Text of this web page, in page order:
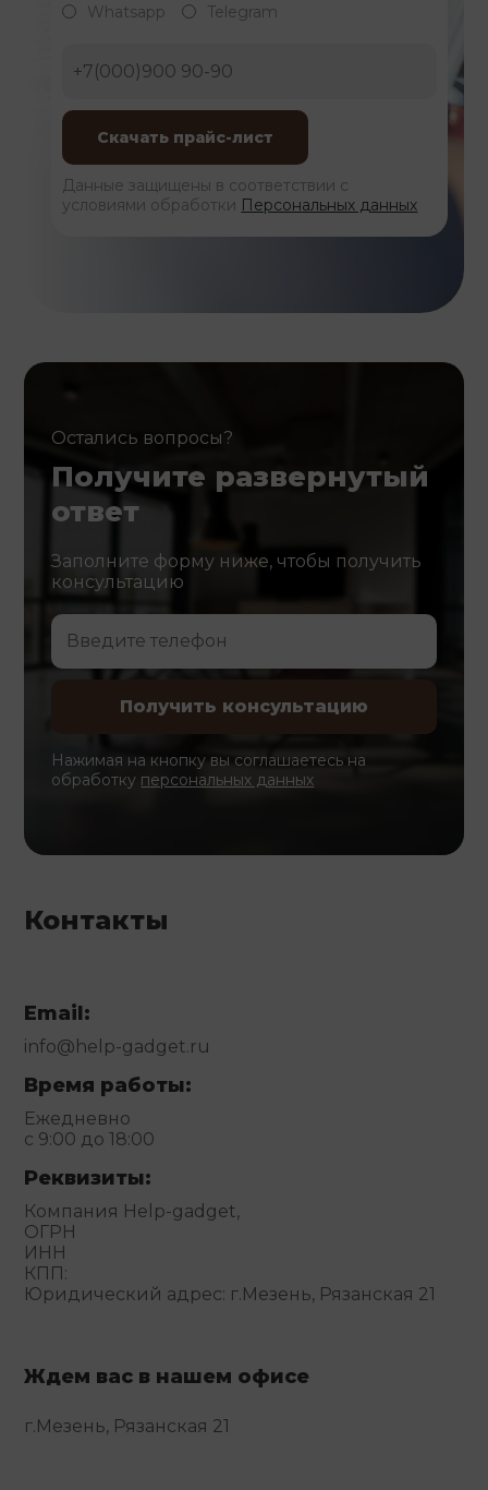
Whatsapp Telegram
Данные защищены в соответствии с
условиями обработки Персональных данных
Остались вопросы?
Получите развернутый
ответ
Заполните форму ниже, чтобы получить
консультацию
Нажимая на кнопку вы соглашаетесь на
обработку персональных данных
Контакты
Email:
info@help-gadget.ru
Время работы:
Ежедневно
с 9:00 до 18:00
Реквизиты:
Компания Help-gadget,
ОГРН
ИНН
КПП:
Юридический адрес: г.Мезень, Рязанская 21
Ждем вас в нашем офисе
г.Мезень, Рязанская 21